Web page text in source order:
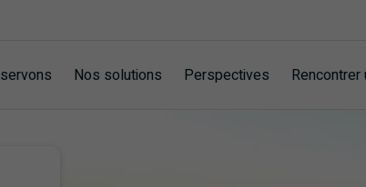
Nos solutions Perspectives